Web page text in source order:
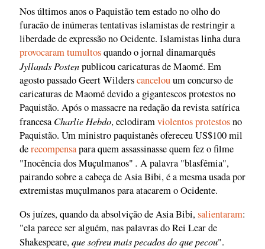
Nos últimos anos o Paquistão tem estado no olho do
furacão de inúmeras tentativas islamistas de restringir a
liberdade de expressão no Ocidente. Islamistas linha dura
provocaram tumultosquando o jornal dinamarquês
Jyllands Postenpublicou caricaturas de Maomé. Em
agosto passado Geert Wilderscancelouum concurso de
caricaturas de Maomé devido a gigantescos protestos no
Paquistão. Após o massacre na redação da revista satírica
francesa Charlie Hebdo, eclodiramviolentos protestosno
Paquistão. Um ministro paquistanês ofereceu US$100 mil
derecompensapara quem assassinasse quem fez o filme
"Inocência dos Muçulmanos" . A palavra "blasfêmia",
pairando sobre a cabeça de Asia Bibi, é a mesma usada por
extremistas muçulmanos para atacarem o Ocidente.
Os juízes, quando da absolvição de Asia Bibi,salientaram:
"ela parece ser alguém, nas palavras do Rei Lear de
Shakespeare,que sofreu mais pecados do que pecou".